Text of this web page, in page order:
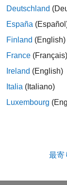
ステートメ
スコープでその
ッサを使用する
より安全な代替手
プロセッサ命令
ます。代わりにイ
してください。
実装
がインク
Deutschland
España
Finland (English)
France (Français)
Ireland (English)
Italia (Italiano)
Luxembourg
最寄